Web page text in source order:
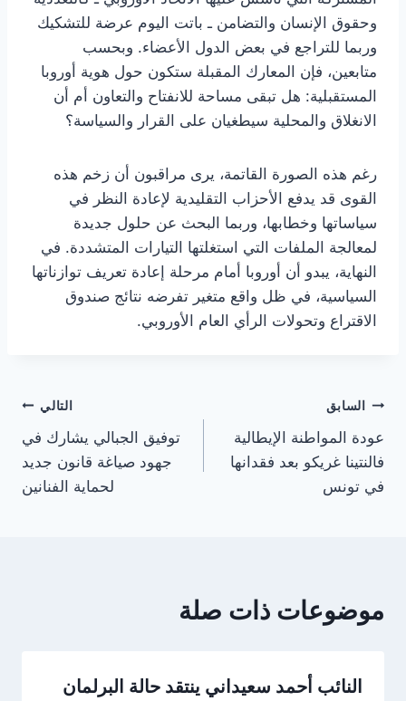
وحقوق الإنسان والتضامن ـ باتت اليوم عرضة للتشكيك
وربما للتراجع في بعض الدول الأعضاء. وبحسب
متابعين، فإن المعارك المقبلة ستكون حول هوية أوروبا
المستقبلية: هل تبقى مساحة للانفتاح والتعاون أم أن
الانغلاق والمحلية سيطغيان على القرار والسياسة؟
رغم هذه الصورة القاتمة، يرى مراقبون أن زخم هذه
القوى قد يدفع الأحزاب التقليدية لإعادة النظر في
سياساتها وخطابها، وربما البحث عن حلول جديدة
لمعالجة الملفات التي استغلتها التيارات المتشددة. في
النهاية، يبدو أن أوروبا أمام مرحلة إعادة تعريف توازناتها
السياسية، في ظل واقع متغير تفرضه نتائج صندوق
الاقتراع وتحولات الرأي العام الأوروبي.
تصفّح
المقالات
السابق
عودة المواطنة الإيطالية
فالنتينا غريكو بعد فقدانها
في تونس
التالي
توفيق الجبالي يشارك في
جهود صياغة قانون جديد
لحماية الفنانين
موضوعات ذات صلة
النائب أحمد سعيداني ينتقد حالة البرلمان